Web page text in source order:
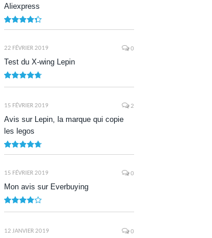
Aliexpress
22 FÉVRIER 2019 0
Test du X-wing Lepin
15 FÉVRIER 2019 2
Avis sur Lepin, la marque qui copie
les legos
15 FÉVRIER 2019 0
Mon avis sur Everbuying
12 JANVIER 2019 0